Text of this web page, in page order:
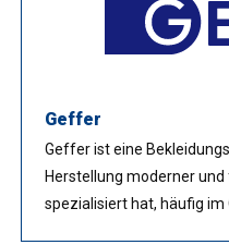
Geffer
Geffer ist eine
Herstellung moderner
spezialisiert hat, häufig im